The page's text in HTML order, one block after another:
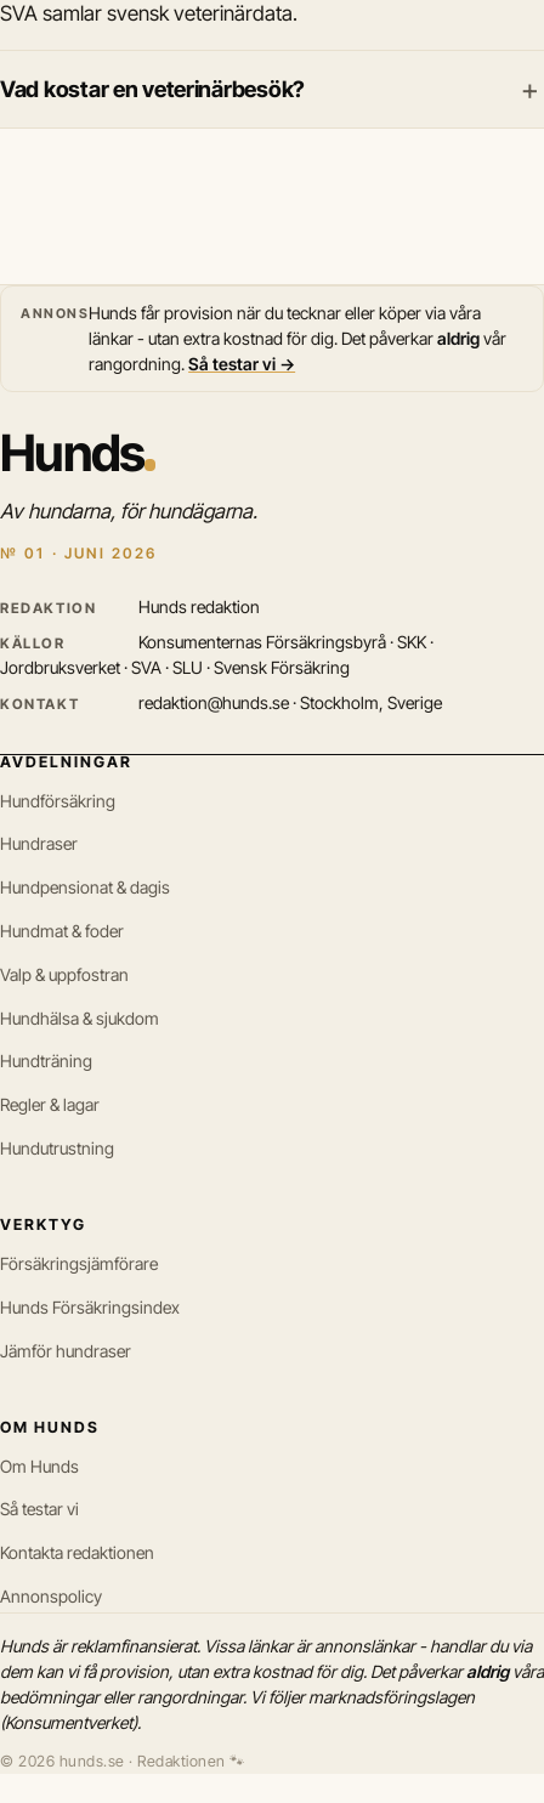
SVA samlar svensk veterinärdata.
Vad kostar en veterinärbesök? +
ANNONSHunds får provision när du tecknar eller köper via våra
länkar - utan extra kostnad för dig. Det påverkaraldrigvår
rangordning.Så testar vi →
Hunds
Av hundarna, för hundägarna.
№ 01 · JUNI 2026
REDAKTION Hunds redaktion
KÄLLOR
Konsumenternas Försäkringsbyrå · SKK ·
Jordbruksverket · SVA · SLU · Svensk Försäkring
KONTAKT redaktion@hunds.se · Stockholm, Sverige
AVDELNINGAR
Hundförsäkring
Hundraser
Hundpensionat & dagis
Hundmat & foder
Valp & uppfostran
Hundhälsa & sjukdom
Hundträning
Regler & lagar
Hundutrustning
VERKTYG
Försäkringsjämförare
Hunds Försäkringsindex
Jämför hundraser
OM HUNDS
Om Hunds
Så testar vi
Kontakta redaktionen
Annonspolicy
Hunds är reklamfinansierat. Vissa länkar är annonslänkar - handlar du via
dem kan vi få provision, utan extra kostnad för dig. Det påverkaraldrigvåra
bedömningar eller rangordningar. Vi följer marknadsföringslagen
(Konsumentverket).
© 2026 hunds.se · Redaktionen 🐾